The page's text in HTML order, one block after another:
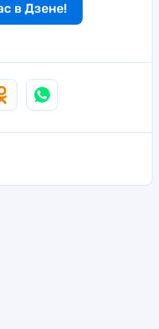
в Дзене!